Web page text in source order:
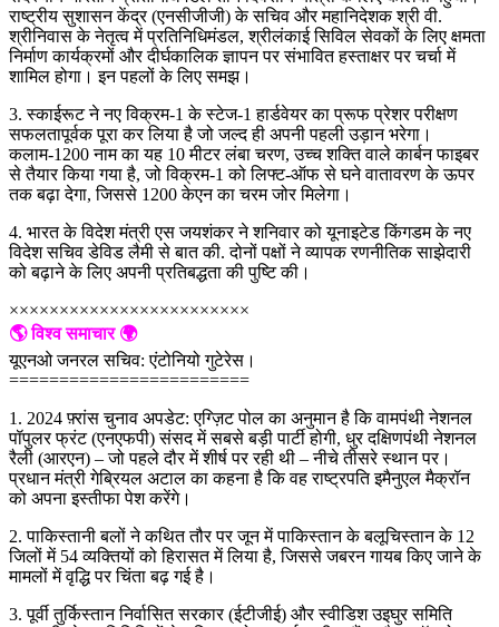
राष्ट्रीय सुशासन केंद्र (एनसीजीजी) के सचिव और महानिदेशक श्री वी.
श्रीनिवास के नेतृत्व में प्रतिनिधिमंडल, श्रीलंकाई सिविल सेवकों के लिए क्षमता
निर्माण कार्यक्रमों और दीर्घकालिक ज्ञापन पर संभावित हस्ताक्षर पर चर्चा में
शामिल होगा। इन पहलों के लिए समझ।
3. स्काईरूट ने नए विक्रम-1 के स्टेज-1 हार्डवेयर का प्रूफ प्रेशर परीक्षण
सफलतापूर्वक पूरा कर लिया है जो जल्द ही अपनी पहली उड़ान भरेगा।
कलाम-1200 नाम का यह 10 मीटर लंबा चरण, उच्च शक्ति वाले कार्बन फाइबर
से तैयार किया गया है, जो विक्रम-1 को लिफ्ट-ऑफ से घने वातावरण के ऊपर
तक बढ़ा देगा, जिससे 1200 केएन का चरम जोर मिलेगा।
4. भारत के विदेश मंत्री एस जयशंकर ने शनिवार को यूनाइटेड किंगडम के नए
विदेश सचिव डेविड लैमी से बात की. दोनों पक्षों ने व्यापक रणनीतिक साझेदारी
को बढ़ाने के लिए अपनी प्रतिबद्धता की पुष्टि की।
××××××××××××××××××××××××
🌎 विश्व समाचार 🌍
यूएनओ जनरल सचिव: एंटोनियो गुटेरेस।
========================
1. 2024 फ़्रांस चुनाव अपडेट: एग्ज़िट पोल का अनुमान है कि वामपंथी नेशनल
पॉपुलर फ्रंट (एनएफपी) संसद में सबसे बड़ी पार्टी होगी, धुर दक्षिणपंथी नेशनल
रैली (आरएन) – जो पहले दौर में शीर्ष पर रही थी – नीचे तीसरे स्थान पर।
प्रधान मंत्री गेब्रियल अटाल का कहना है कि वह राष्ट्रपति इमैनुएल मैक्रॉन
को अपना इस्तीफा पेश करेंगे।
2. पाकिस्तानी बलों ने कथित तौर पर जून में पाकिस्तान के बलूचिस्तान के 12
जिलों में 54 व्यक्तियों को हिरासत में लिया है, जिससे जबरन गायब किए जाने के
मामलों में वृद्धि पर चिंता बढ़ गई है।
3. पूर्वी तुर्किस्तान निर्वासित सरकार (ईटीजीई) और स्वीडिश उइघुर समिति